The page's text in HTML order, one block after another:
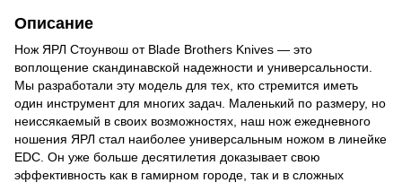
Описание
Нож ЯРЛ Стоунвош от Blade Brothers Knives — это
воплощение скандинавской надежности и универсальности.
Мы разработали эту модель для тех, кто стремится иметь
один инструмент для многих задач. Маленький по размеру, но
неиссякаемый в своих возможностях, наш нож ежедневного
ношения ЯРЛ стал наиболее универсальным ножом в линейке
EDC. Он уже больше десятилетия доказывает свою
эффективность как в гамирном городе, так и в сложных